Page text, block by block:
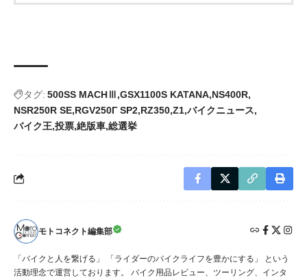
タグ: 500SS MACHⅢ GSX1100S KATANA NS400R
NSR250R SE RGV250Γ SP2 RZ350 Z1 バイクニュース
バイク王 投票 絶版車 総選挙
モトコネクト編集部
「バイクと人を繋げる」 「ライダーのバイクライフを豊かにする」 という
活動理念で運営しております。 バイク用品レビュー、ツーリング、インタ